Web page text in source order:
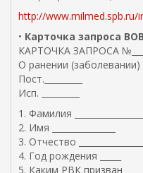
http://www.milmed.spb.ru/
• Карточка запроса ВОВ
КАРТОЧКА ЗАПРОСА
О ранении (заболевании)
Пост._________
Исп. _________
1. Фамилия
2. Имя _______________
3. Отчество
4. Год рождения _____
5. Каким РВК призван